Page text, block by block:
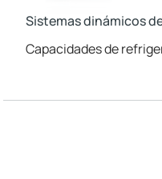
Sistemas dinámicos
Capacidades de